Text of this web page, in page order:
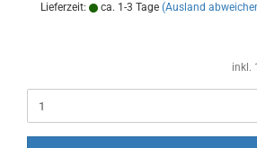
Lieferzeit:
ca. 1-3 Tage (Ausland
inkl.